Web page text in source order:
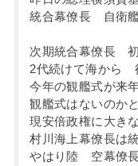
統合幕僚長 自衛
次期統合幕僚長
2代続けて海から
今年の観艦式が来
観艦式はないのか
現安倍政権に大き
村川海上幕僚長は
やはり陸 空幕僚長